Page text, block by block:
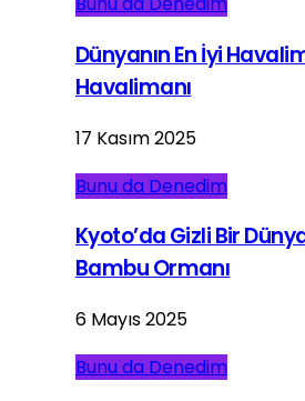
Dünyanın En İyi
Havalimanı
17 Kasım 2025
Bunu da Denedim
Kyoto’da Gizli Bir
Bambu Ormanı
6 Mayıs 2025
Bunu da Denedim